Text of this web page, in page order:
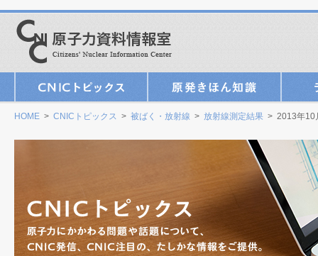
HOME > CNICトピックス > 被ばく・放射線 > 放射線測定結果 > 2013年10